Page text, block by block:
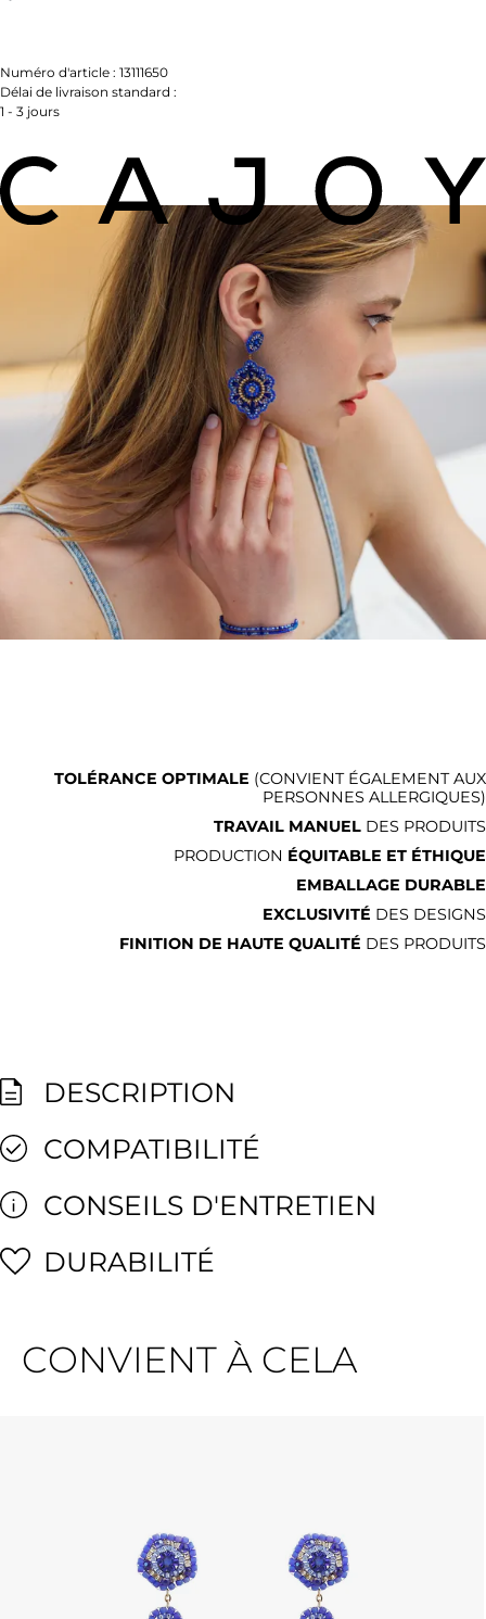
Numéro d'article : 13111650
Délai de livraison standard :
1 - 3 jours
TOLÉRANCE OPTIMALE (CONVIENT ÉGALEMENT AUX
PERSONNES ALLERGIQUES)
TRAVAIL MANUEL DES PRODUITS
PRODUCTION ÉQUITABLE ET ÉTHIQUE
EMBALLAGE DURABLE
EXCLUSIVITÉ DES DESIGNS
FINITION DE HAUTE QUALITÉ DES PRODUITS
DESCRIPTION
COMPATIBILITÉ
CONSEILS D'ENTRETIEN
DURABILITÉ
CONVIENT À CELA